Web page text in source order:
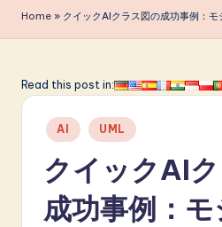
is
u
li
Home » クイックAIクラス図の成功事例：
Read this post in:
Posted
in
AI UML
クイックAI
成功事例：